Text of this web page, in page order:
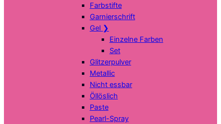
Farbstifte
Garnierschrift
Gel ❯
Einzelne Farben
Set
Glitzerpulver
Metallic
Nicht essbar
Öllöslich
Paste
Pearl-Spray